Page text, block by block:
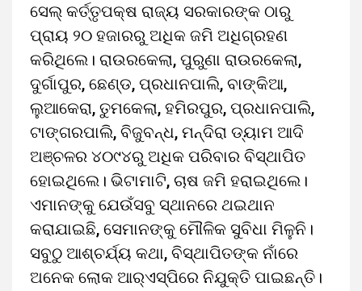
ସେଲ୍‌ କର୍ତ୍ତୃପକ୍ଷ ରାଜ୍ୟ ସରକାରଙ୍କ ଠାରୁ
ପ୍ରାୟ ୨୦ ହଜାରରୁ ଅଧିକ ଜମି ଅଧିଗ୍ରହଣ
କରିଥିଲେ। ରାଉରକେଲା, ପୁରୁଣା ରାଉରକେଲା,
ଦୁର୍ଗାପୁର, ଛେଣ୍ଡ, ପ୍ରଧାନପାଲି, ବାଙ୍କିଆ,
ଲୁଆକେରା, ତୁମକେଲା, ହମିରପୁର, ପ୍ରଧାନପାଲି,
ଟାଙ୍ଗରପାଲି, ବିଜୁବନ୍ଧ, ମନ୍ଦିରା ଡ୍ୟାମ ଆଦି
ଅଞ୍ଚଳର ୪୦୯୪ରୁ ଅଧିକ ପରିବାର ବିସ୍ଥାପିତ
ହୋଇଥିଲେ। ଭିଟାମାଟି, ଚାଷ ଜମି ହରାଇଥିଲେ।
ଏମାନଙ୍କୁ ଯେଉଁସବୁ ସ୍ଥାନରେ ଥଇଥାନ
କରାଯାଇଛି, ସେମାନଙ୍କୁ ମୌଳିକ ସୁବିଧା ମିଳୁନି।
ସବୁଠୁ ଆଶ୍ଚର୍ଯ୍ୟ କଥା, ବିସ୍ଥାପିତଙ୍କ ନାଁରେ
ଅନେକ ଲୋକ ଆର୍‌ଏସ୍‌ପିରେ ନିଯୁକ୍ତି ପାଇଛନ୍ତି।